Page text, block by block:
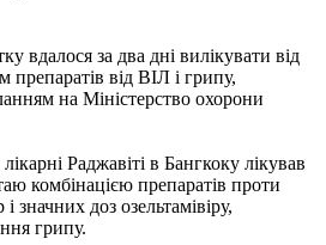
вдалося за два дні вилікувати від
препаратів від ВІЛ і грипу,
на Міністерство охорони
Раджавіті в Бангкоку лікував
комбінацією препаратів проти
значних доз озельтамівіру,
грипу.